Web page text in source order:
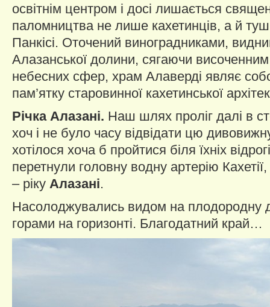
освітнім центром і досі лишається
паломництва не лише кахетинців, а й
Панкісі. Оточений виноградниками,
Алазанської долини, сягаючи
небесних сфер, храм Алаверді являє
пам’ятку старовинної кахетинської
Річка Алазані. Наш шлях проліг далі в
хоч і не було часу відвідати цю
хотілося хоча б пройтися біля їхніх
перетнули головну водну артерію
– ріку Алазані.
Насолоджувались видом на плодородну
горами на горизонті. Благодатний край…